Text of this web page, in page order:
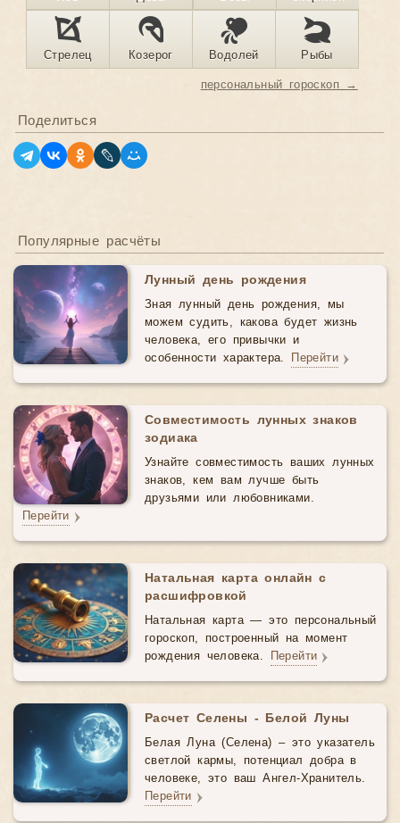
Стрелец Козерог Водолей Рыбы
персональный гороскоп →
Поделиться
Популярные расчёты
Лунный день рождения
Зная лунный день рождения, мы
можем судить, какова будет жизнь
человека, его привычки и
особенности характера.
Перейти
Совместимость лунных знаков
зодиака
Узнайте совместимость ваших лунных
знаков, кем вам лучше быть
друзьями или любовниками.
Перейти
Натальная карта онлайн с
расшифровкой
Натальная карта — это персональный
гороскоп, построенный на момент
рождения человека.
Перейти
Расчет Селены - Белой Луны
Белая Луна (Селена) – это указатель
светлой кармы, потенциал добра в
человеке, это ваш Ангел-Хранитель.
Перейти